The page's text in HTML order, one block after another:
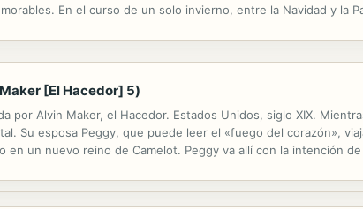
En el curso de un solo invierno, entre la Navidad y la
[El Hacedor] 5)
por Alvin Maker, el Hacedor. Estados Unidos, siglo XIX.
Su esposa Peggy, que puede leer el «fuego del corazón»,
en un nuevo reino de Camelot. Peggy va allí con la intención